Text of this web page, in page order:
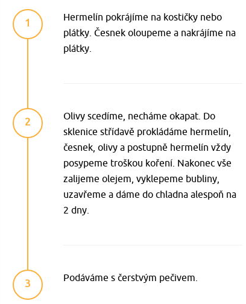
1
Hermelín pokrájíme na kostičky nebo
plátky. Česnek oloupeme a nakrájíme na
plátky.
2
Olivy scedíme, necháme okapat. Do
sklenice střídavě prokládáme hermelín,
česnek, olivy a postupně hermelín vždy
posypeme troškou koření. Nakonec vše
zalijeme olejem, vyklepeme bubliny,
uzavřeme a dáme do chladna alespoň na
2 dny.
3 Podáváme s čerstvým pečivem.